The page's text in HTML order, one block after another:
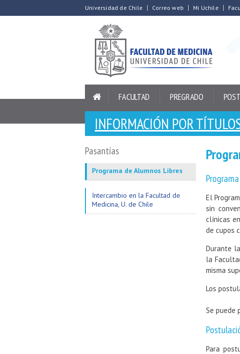
Universidad de Chile Correo web Mi Uchile
FACULTAD PREGRADO
INFORMACIÓN POR
Pasantías
Programa de Alumnos Libres
Intercambio en la Facultad de
Medicina, U. de Chile
El
sin
clínicas
de cupos
Durante
la
misma
Los
Se puede
Para